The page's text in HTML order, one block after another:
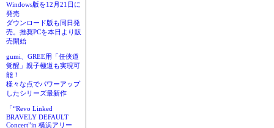
Windows版を12月21日に
発売
ダウンロード版も同日発
売。推奨PCを本日より販
売開始
gumi、GREE用「任侠道
覚醒」親子極道も実現可
能！
様々な点でパワーアップ
したシリーズ最新作
「“Revo Linked
BRAVELY DEFAULT
Concert”in 横浜アリー